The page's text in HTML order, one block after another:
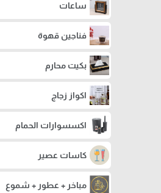
ساعات
فناجين قهوة
بكيت محارم
اكواز زجاج
اكسسوارات الحمام
كاسات عصير
مباخر + عطور + شموع